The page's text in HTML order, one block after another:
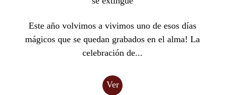
Este año volvimos a vivimos uno de esos días
mágicos que se quedan grabados en el alma! La
celebración de...
Ver